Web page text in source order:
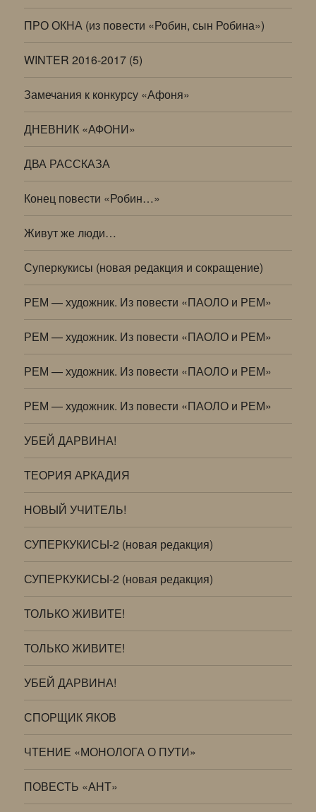
ПРО ОКНА (из повести «Робин, сын Робина»)
WINTER 2016-2017 (5)
Замечания к конкурсу «Афоня»
ДНЕВНИК «АФОНИ»
ДВА РАССКАЗА
Конец повести «Робин…»
Живут же люди…
Суперкукисы (новая редакция и сокращение)
РЕМ — художник. Из повести «ПАОЛО и РЕМ»
РЕМ — художник. Из повести «ПАОЛО и РЕМ»
РЕМ — художник. Из повести «ПАОЛО и РЕМ»
РЕМ — художник. Из повести «ПАОЛО и РЕМ»
УБЕЙ ДАРВИНА!
ТЕОРИЯ АРКАДИЯ
НОВЫЙ УЧИТЕЛЬ!
СУПЕРКУКИСЫ-2 (новая редакция)
СУПЕРКУКИСЫ-2 (новая редакция)
ТОЛЬКО ЖИВИТЕ!
ТОЛЬКО ЖИВИТЕ!
УБЕЙ ДАРВИНА!
СПОРЩИК ЯКОВ
ЧТЕНИЕ «МОНОЛОГА О ПУТИ»
ПОВЕСТЬ «АНТ»